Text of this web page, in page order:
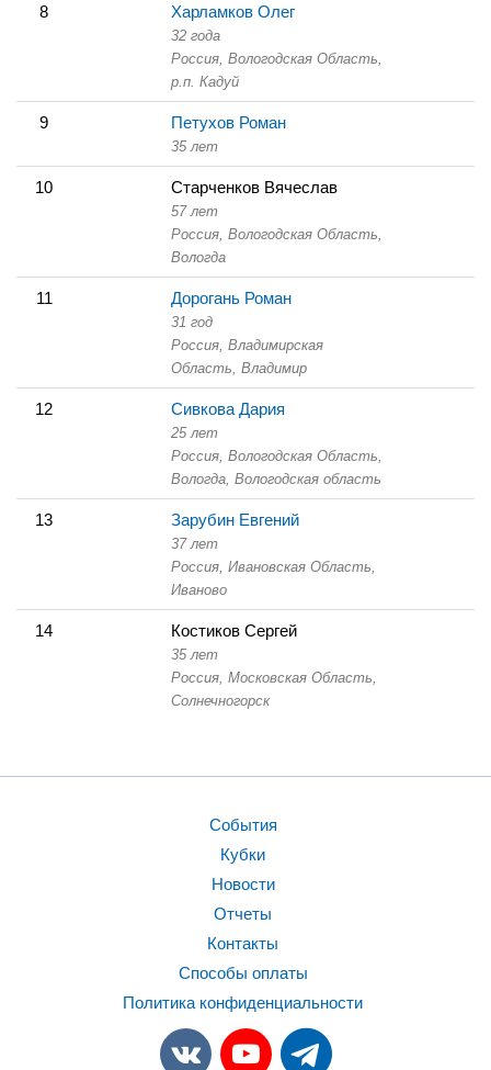
8 Харламков Олег
32 года
Россия, Вологодская Область,
р.п. Кадуй
9 Петухов Роман
35 лет
10 Старченков Вячеслав
57 лет
Россия, Вологодская Область,
Вологда
11 Дорогань Роман
31 год
Россия, Владимирская
Область, Владимир
12 Сивкова Дария
25 лет
Россия, Вологодская Область,
Вологда, Вологодская область
13 Зарубин Евгений
37 лет
Россия, Ивановская Область,
Иваново
14 Костиков Сергей
35 лет
Россия, Московская Область,
Солнечногорск
События
Кубки
Новости
Отчеты
Контакты
Способы оплаты
Политика конфиденциальности